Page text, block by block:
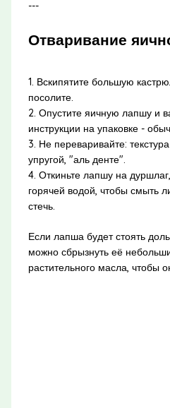
---
Отваривание
1. Вскипятите большую
посолите.
2. Опустите яичную лапшу и
инструкции на упаковке -
3. Не переваривайте:
упругой, "аль денте".
4. Откиньте лапшу на
горячей водой, чтобы смыть
стечь.
Если лапша будет стоять
можно сбрызнуть её
растительного масла, чтобы